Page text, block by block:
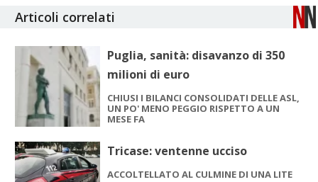
Articoli correlati
Puglia, sanità: disavanzo di 350
milioni di euro
CHIUSI I BILANCI CONSOLIDATI DELLE ASL,
UN PO' MENO PEGGIO RISPETTO A UN
MESE FA
Tricase: ventenne ucciso
ACCOLTELLATO AL CULMINE DI UNA LITE